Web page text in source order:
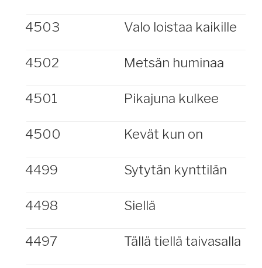
4503 Valo loistaa kaikille
4502 Metsän huminaa
4501 Pikajuna kulkee
4500 Kevät kun on
4499 Sytytän kynttilän
4498 Siellä
4497 Tällä tiellä taivasalla